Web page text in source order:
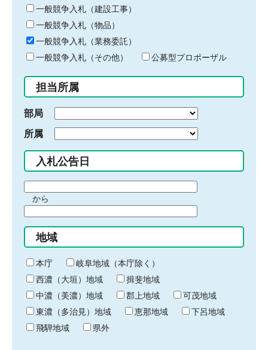
キ
ー
ワ
ー
ド
入
力
一般競争入札（建設工事）
一般競争入札（物品）
一般競争入札（業務委託）
一般競争入札（その他）
公募型プロポーザル
担当所属
部局
所属
入札公告日
間
始
り
から
間
終
わ
り
地域
本庁
岐阜地域（本庁除く）
西濃（大垣）地域
揖斐地域
中濃（美濃）地域
郡上地域
可茂地域
東濃（多治見）地域
恵那地域
下呂地域
飛騨地域
県外